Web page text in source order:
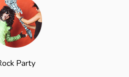
Party